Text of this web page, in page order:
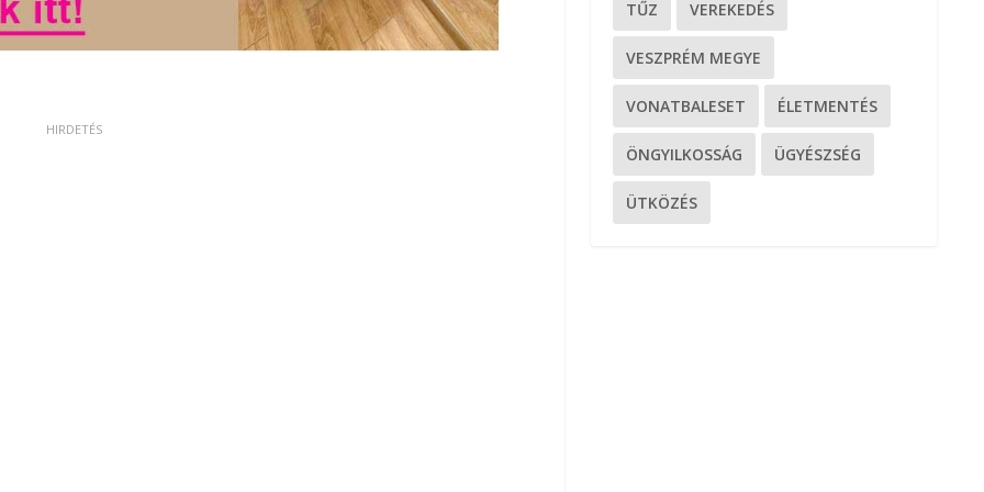
TŰZ VEREKEDÉS
VESZPRÉM MEGYE
VONATBALESET ÉLETMENTÉS
ÖNGYILKOSSÁG ÜGYÉSZSÉG
ÜTKÖZÉS